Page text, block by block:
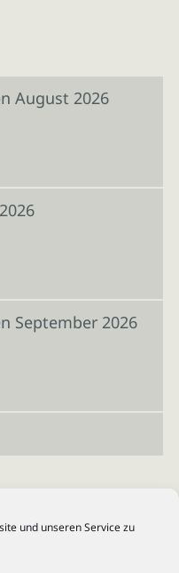
und unseren Service zu
August 2026
September 2026